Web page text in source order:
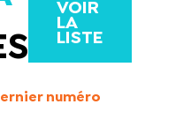
VOIR
LA
LISTE
numéro